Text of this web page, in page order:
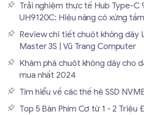
Trải nghiệm thực tế Hub Type-C
UH9120C: Hiệu năng có xứng
Review chi tiết chuột không dây
Master 3S | Vũ Trang Computer
Khám phá chuột không dây cho
mua nhất 2024
Tìm hiểu về các thế hệ SSD
Top 5 Bàn Phím Cơ từ 1 - 2 Triệu